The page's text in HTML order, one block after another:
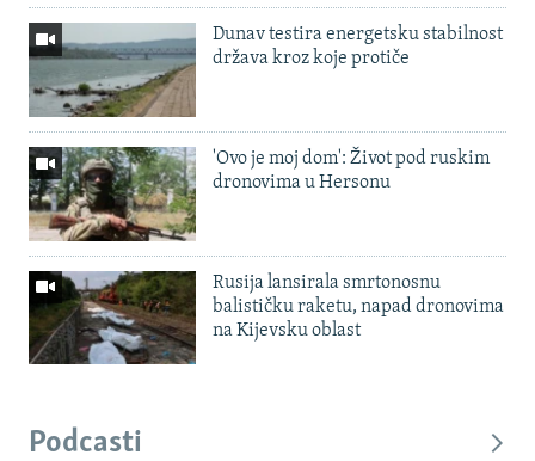
Dunav testira energetsku stabilnost
država kroz koje protiče
'Ovo je moj dom': Život pod ruskim
dronovima u Hersonu
Rusija lansirala smrtonosnu
balističku raketu, napad dronovima
na Kijevsku oblast
Podcasti